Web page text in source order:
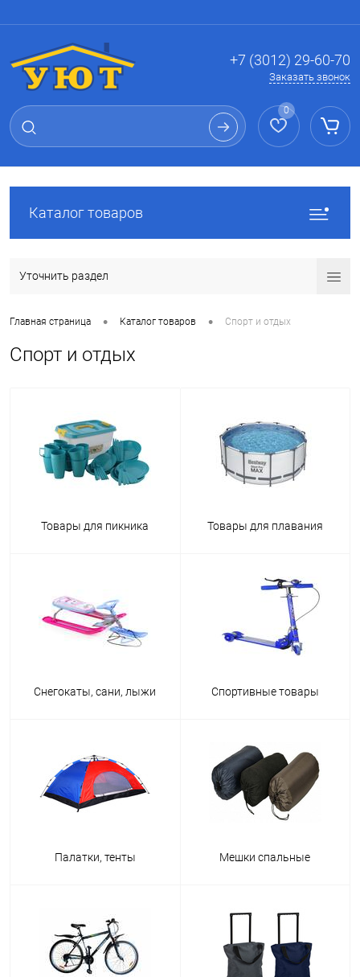
+7 (3012) 29-60-70
Заказать звонок
0
Каталог товаров
Уточнить раздел
Главная страница • Каталог товаров • Спорт и отдых
Спорт и отдых
Товары для пикника Товары для плавания
Снегокаты, сани, лыжи Спортивные товары
Палатки, тенты Мешки спальные